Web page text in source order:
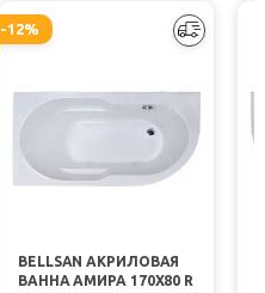
-12%
BELLSAN АКРИЛОВАЯ
ВАННА АМИРА 170X80 R